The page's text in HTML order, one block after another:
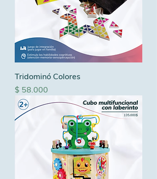
Tridominó Colores
Precio
$ 58.000